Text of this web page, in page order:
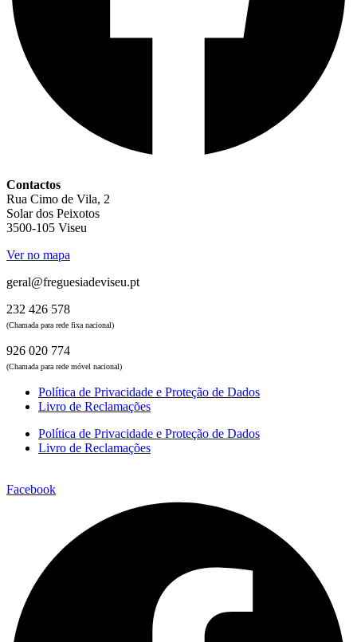
Contactos
Rua Cimo de Vila, 2
Solar dos Peixotos
3500-105 Viseu
Ver no mapa
geral@freguesiadeviseu.pt
232 426 578
(Chamada para rede fixa nacional)
926 020 774
(Chamada para rede móvel nacional)
Política de Privacidade e Proteção de Dados
Livro de Reclamações
Política de Privacidade e Proteção de Dados
Livro de Reclamações
Facebook